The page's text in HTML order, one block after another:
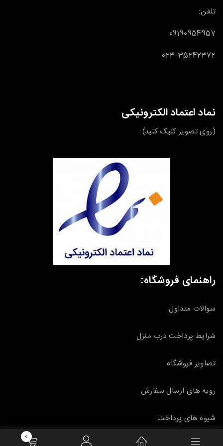
تلفن:
09190954957
023-35242372
نماد اعتماد الکترونیکی
(روی تصویر کلیک کنید)
راهنمای فروشگاه:
سوالات متداول
شرایط پرداخت درب منزل
تصاویر فروشگاه
رویه های ارسال سفارش
شیوه های پرداخت
0